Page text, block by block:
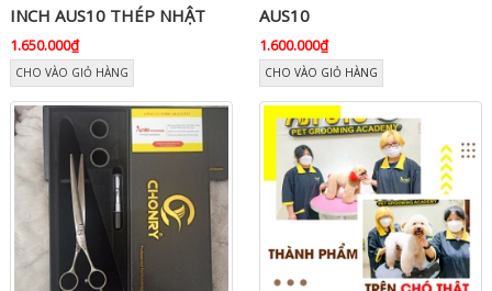
INCH AUS10 THÉP NHẬT
1.650.000₫
CHO VÀO GIỎ HÀNG
AUS10
1.600.000₫
CHO VÀO GIỎ HÀNG